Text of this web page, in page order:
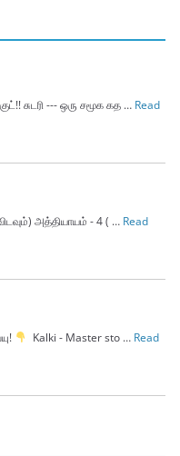
சுடரி --- ஒரு சமூக கத … Read
அத்தியாயம் - 4 ( … Read
Kalki - Master sto … Read